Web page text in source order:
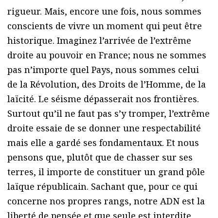
rigueur. Mais, encore une fois, nous sommes
conscients de vivre un moment qui peut être
historique. Imaginez l’arrivée de l’extrême
droite au pouvoir en France; nous ne sommes
pas n’importe quel Pays, nous sommes celui
de la Révolution, des Droits de l’Homme, de la
laïcité. Le séisme dépasserait nos frontières.
Surtout qu’il ne faut pas s’y tromper, l’extrême
droite essaie de se donner une respectabilité
mais elle a gardé ses fondamentaux. Et nous
pensons que, plutôt que de chasser sur ses
terres, il importe de constituer un grand pôle
laïque républicain. Sachant que, pour ce qui
concerne nos propres rangs, notre ADN est la
liberté de pensée et que seule est interdite